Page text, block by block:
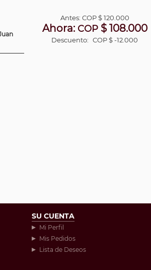
Antes: COP$ 120.000
Ahora: COP$ 108.000
Descuento: COP $ -12.000
SU CUENTA
Mi Perfil
Mis Pedidos
Lista de Deseos